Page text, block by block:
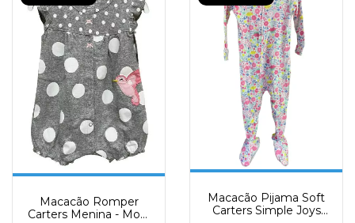
Macacão Romper
Carters Menina - Mod.
Macacão Pijama Soft
Carters Simple Joys